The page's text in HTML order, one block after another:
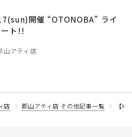
開催 “OTONOBA” ライ
ト!!
山アティ店
店 郡山アティ店 その他記事一覧 【